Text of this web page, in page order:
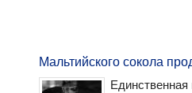
Мальтийского сокола
Единственная